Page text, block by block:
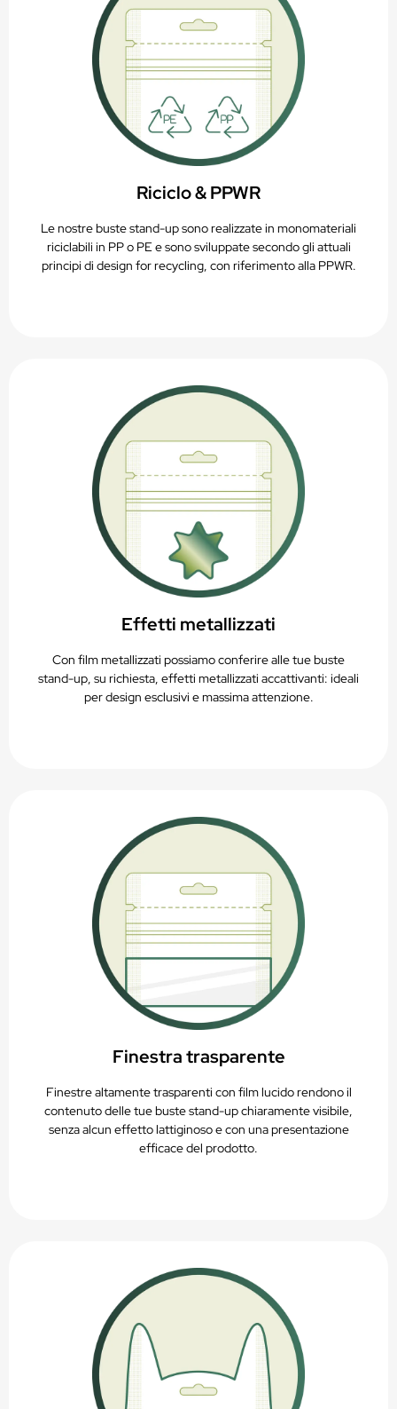
Riciclo & PPWR
Le nostre buste stand-up sono realizzate in monomateriali
riciclabili in PP o PE e sono sviluppate secondo gli attuali
principi di design for recycling, con riferimento alla PPWR.
Effetti metallizzati
Con film metallizzati possiamo conferire alle tue buste
stand-up, su richiesta, effetti metallizzati accattivanti: ideali
per design esclusivi e massima attenzione.
Finestra trasparente
Finestre altamente trasparenti con film lucido rendono il
contenuto delle tue buste stand-up chiaramente visibile,
senza alcun effetto lattiginoso e con una presentazione
efficace del prodotto.